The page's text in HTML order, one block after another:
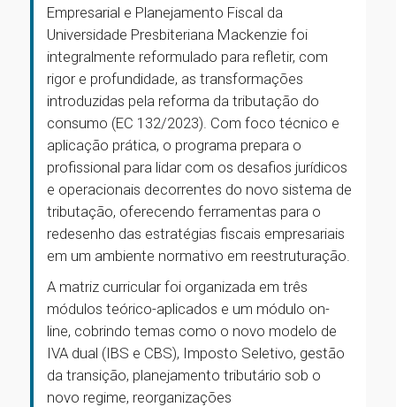
Empresarial e Planejamento Fiscal da
Universidade Presbiteriana Mackenzie foi
integralmente reformulado para refletir, com
rigor e profundidade, as transformações
introduzidas pela reforma da tributação do
consumo (EC 132/2023). Com foco técnico e
aplicação prática, o programa prepara o
profissional para lidar com os desafios jurídicos
e operacionais decorrentes do novo sistema de
tributação, oferecendo ferramentas para o
redesenho das estratégias fiscais empresariais
em um ambiente normativo em reestruturação.
A matriz curricular foi organizada em três
módulos teórico-aplicados e um módulo on-
line, cobrindo temas como o novo modelo de
IVA dual (IBS e CBS), Imposto Seletivo, gestão
da transição, planejamento tributário sob o
novo regime, reorganizações